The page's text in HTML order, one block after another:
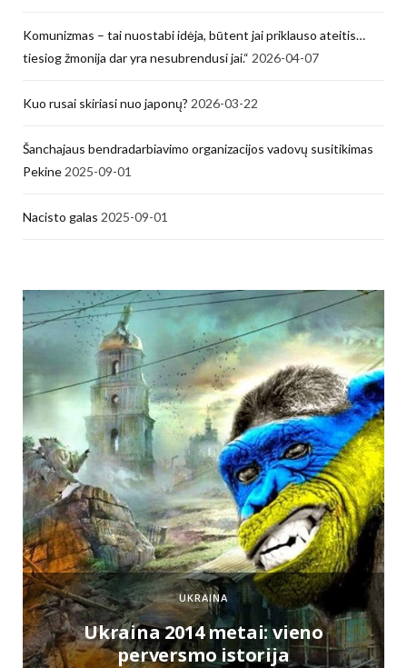
Komunizmas – tai nuostabi idėja, būtent jai priklauso ateitis…
tiesiog žmonija dar yra nesubrendusi jai.“ 2026-04-07
Kuo rusai skiriasi nuo japonų? 2026-03-22
Šanchajaus bendradarbiavimo organizacijos vadovų susitikimas
Pekine 2025-09-01
Nacisto galas 2025-09-01
UKRAINA
Ukraina 2014 metai: vieno
perversmo istorija